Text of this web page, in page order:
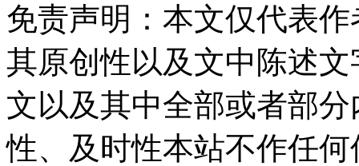
免责声明：本文仅代表
其原创性以及文中陈述
文以及其中全部或者部
性、及时性本站不作任